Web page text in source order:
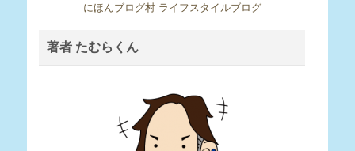
にほんブログ村 ライフスタイルブログ
著者 たむらくん